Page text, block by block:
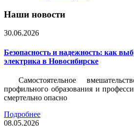
Наши новости
30.06.2026
Безопасность и надежность: как
электрика в Новосибирске
Самостоятельное
профильного образования и
смертельно опасно
Подробнее
08.05.2026